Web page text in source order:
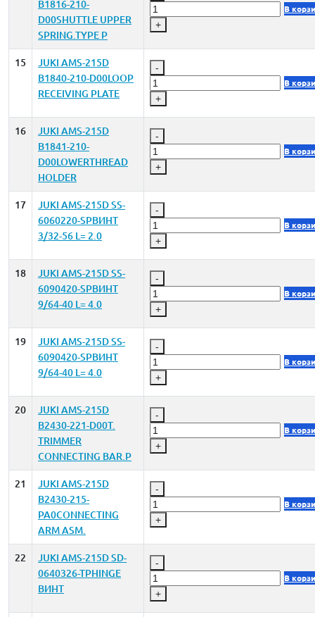
B1816-210-
D00SHUTTLE UPPER
SPRING.TYPE P
+
В
15
JUKI AMS-215D
B1840-210-D00LOOP
RECEIVING PLATE
-
+
В
16
JUKI AMS-215D
B1841-210-
D00LOWERTHREAD
HOLDER
-
+
В
17
JUKI AMS-215D SS-
6060220-SPВИНТ
3/32-56 L= 2.0
-
+
В
18
JUKI AMS-215D SS-
6090420-SPВИНТ
9/64-40 L= 4.0
-
+
В
19
JUKI AMS-215D SS-
6090420-SPВИНТ
9/64-40 L= 4.0
-
+
В
20
JUKI AMS-215D
B2430-221-D00T.
TRIMMER
CONNECTING BAR.P
-
+
В
21
JUKI AMS-215D
B2430-215-
PA0CONNECTING
ARM ASM.
-
+
В
22
JUKI AMS-215D SD-
0640326-TPHINGE
ВИНТ
-
+
В